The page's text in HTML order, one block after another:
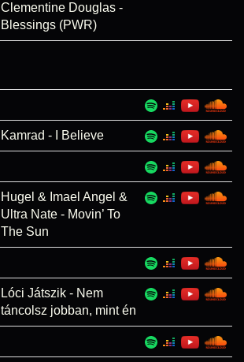
Clementine Douglas -
Blessings (PWR)
Kamrad - I Believe
Hugel & Imael Angel &
Ultra Nate - Movin’ To
The Sun
Lóci Játszik - Nem
táncolsz jobban, mint én